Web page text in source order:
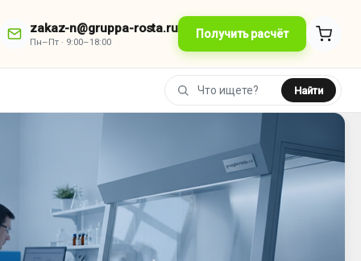
zakaz-n@gruppa-rosta.ru
Пн–Пт · 9:00–18:00
Получить расчёт
Найти